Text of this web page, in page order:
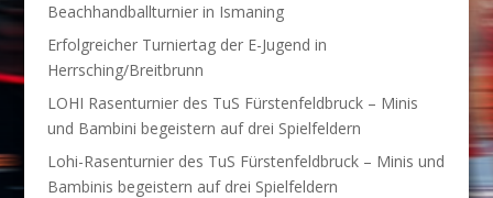
Beachhandballturnier in Ismaning
Erfolgreicher Turniertag der E-Jugend in
Herrsching/Breitbrunn
LOHI Rasenturnier des TuS Fürstenfeldbruck – Minis
und Bambini begeistern auf drei Spielfeldern
Lohi-Rasenturnier des TuS Fürstenfeldbruck – Minis und
Bambinis begeistern auf drei Spielfeldern